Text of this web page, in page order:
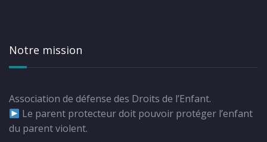
Notre mission
Association de défense des Droits de l’Enfant.
Le parent protecteur doit pouvoir protéger l’enfant
du parent violent.